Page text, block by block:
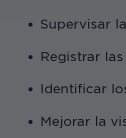
Supervisar
Registrar
Identificar
Mejorar la